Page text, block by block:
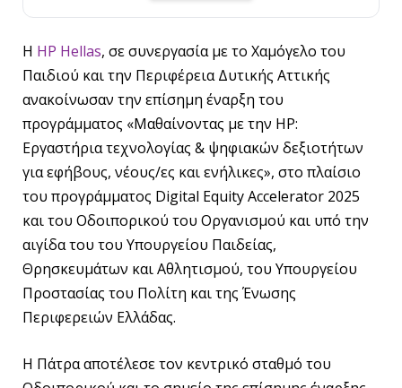
Η HP Hellas, σε συνεργασία με το Χαμόγελο του
Παιδιού και την Περιφέρεια Δυτικής Αττικής
ανακοίνωσαν την επίσημη έναρξη του
προγράμματος «Μαθαίνοντας με την HP:
Εργαστήρια τεχνολογίας & ψηφιακών δεξιοτήτων
για εφήβους, νέους/ες και ενήλικες», στο πλαίσιο
του προγράμματος Digital Equity Accelerator 2025
και του Οδοιπορικού του Οργανισμού και υπό την
αιγίδα του του Υπουργείου Παιδείας,
Θρησκευμάτων και Αθλητισμού, του Υπουργείου
Προστασίας του Πολίτη και της Ένωσης
Περιφερειών Ελλάδας.
Η Πάτρα αποτέλεσε τον κεντρικό σταθμό του